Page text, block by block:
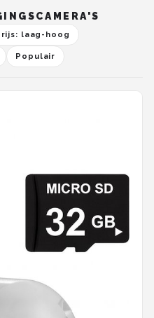
laag-hoog
Populair